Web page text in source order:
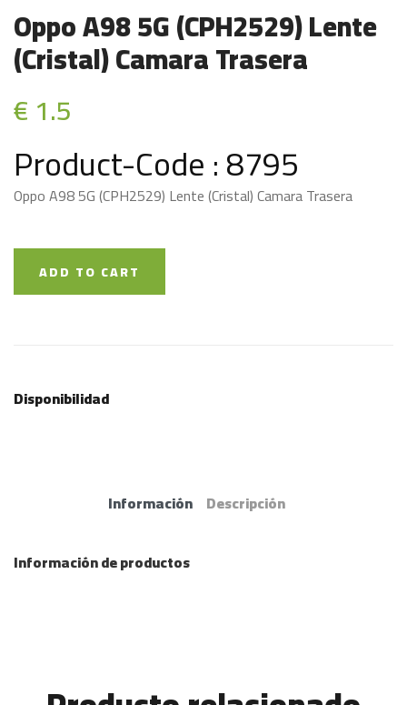
Oppo A98 5G (CPH2529) Lente
(Cristal) Camara Trasera
€ 1.5
Product-Code : 8795
Oppo A98 5G (CPH2529) Lente (Cristal) Camara Trasera
ADD TO CART
Disponibilidad
Información Descripción
Información de productos